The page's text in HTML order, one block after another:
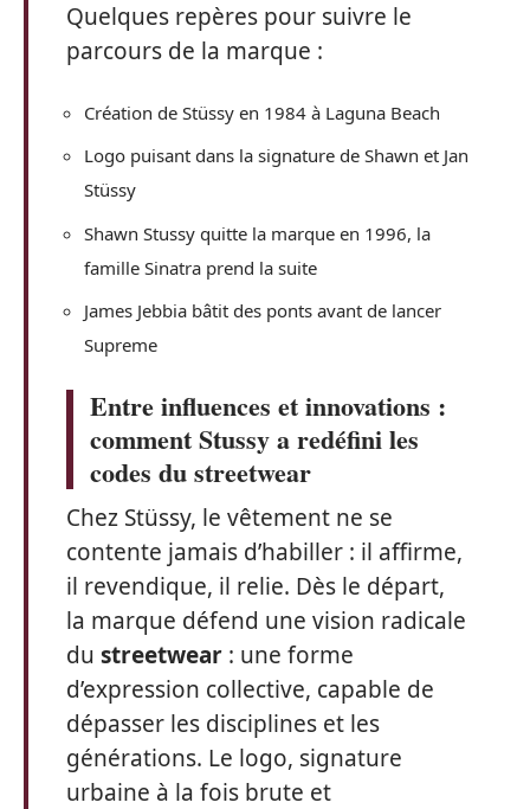
Quelques repères pour suivre le
parcours de la marque :
Création de Stüssy en 1984 à Laguna Beach
Logo puisant dans la signature de Shawn et Jan
Stüssy
Shawn Stussy quitte la marque en 1996, la
famille Sinatra prend la suite
James Jebbia bâtit des ponts avant de lancer
Supreme
Entre influences et innovations :
comment Stussy a redéfini les
codes du streetwear
Chez Stüssy, le vêtement ne se
contente jamais d’habiller : il affirme,
il revendique, il relie. Dès le départ,
la marque défend une vision radicale
du streetwear : une forme
d’expression collective, capable de
dépasser les disciplines et les
générations. Le logo, signature
urbaine à la fois brute et